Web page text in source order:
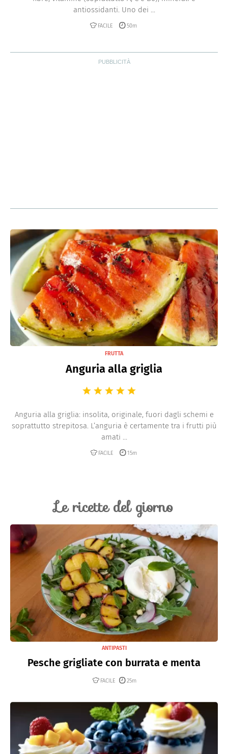
antiossidanti. Uno dei ...
FACILE 50m
FRUTTA
Anguria alla griglia
Anguria alla griglia: insolita, originale, fuori dagli schemi e
soprattutto strepitosa. L’anguria è certamente tra i frutti più
amati ...
FACILE 15m
Le ricette del giorno
ANTIPASTI
Pesche grigliate con burrata e menta
FACILE 25m